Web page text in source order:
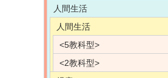
人間生活
人間生活
<5教科型>
<2教科型>